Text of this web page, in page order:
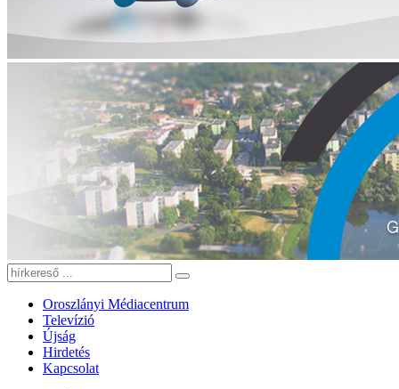
Oroszlányi Médiacentrum
Televízió
Újság
Hirdetés
Kapcsolat